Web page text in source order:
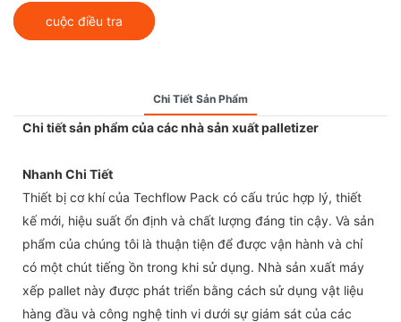
cuộc điều tra
Chi Tiết Sản Phẩm
Chi tiết sản phẩm của các nhà sản xuất palletizer
Nhanh Chi Tiết
Thiết bị cơ khí của Techflow Pack có cấu trúc hợp lý, thiết
kế mới, hiệu suất ổn định và chất lượng đáng tin cậy. Và sản
phẩm của chúng tôi là thuận tiện để được vận hành và chỉ
có một chút tiếng ồn trong khi sử dụng. Nhà sản xuất máy
xếp pallet này được phát triển bằng cách sử dụng vật liệu
hàng đầu và công nghệ tinh vi dưới sự giám sát của các